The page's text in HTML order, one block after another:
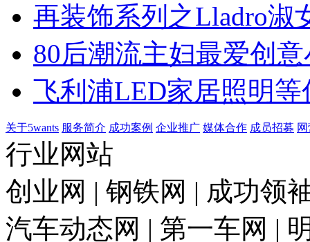
再装饰系列之Lladro淑
80后潮流主妇最爱创
飞利浦LED家居照明等
关于5wants 服务简介 成功案例 企业推广 媒体合作 成员招募
行业网站
创业网 | 钢铁网 | 成功领
汽车动态网 | 第一车网 |